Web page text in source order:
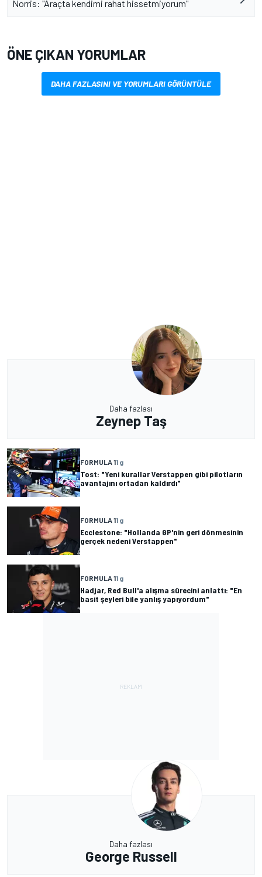
Norris: "Araçta kendimi rahat hissetmiyorum"
ÖNE ÇIKAN YORUMLAR
DAHA FAZLASINI VE YORUMLARI GÖRÜNTÜLE
Daha fazlası
Zeynep Taş
FORMULA 11 g
Tost: "Yeni kurallar Verstappen gibi pilotların
avantajını ortadan kaldırdı"
FORMULA 11 g
Ecclestone: "Hollanda GP'nin geri dönmesinin
gerçek nedeni Verstappen"
FORMULA 11 g
Hadjar, Red Bull'a alışma sürecini anlattı: "En
basit şeyleri bile yanlış yapıyordum"
Daha fazlası
George Russell